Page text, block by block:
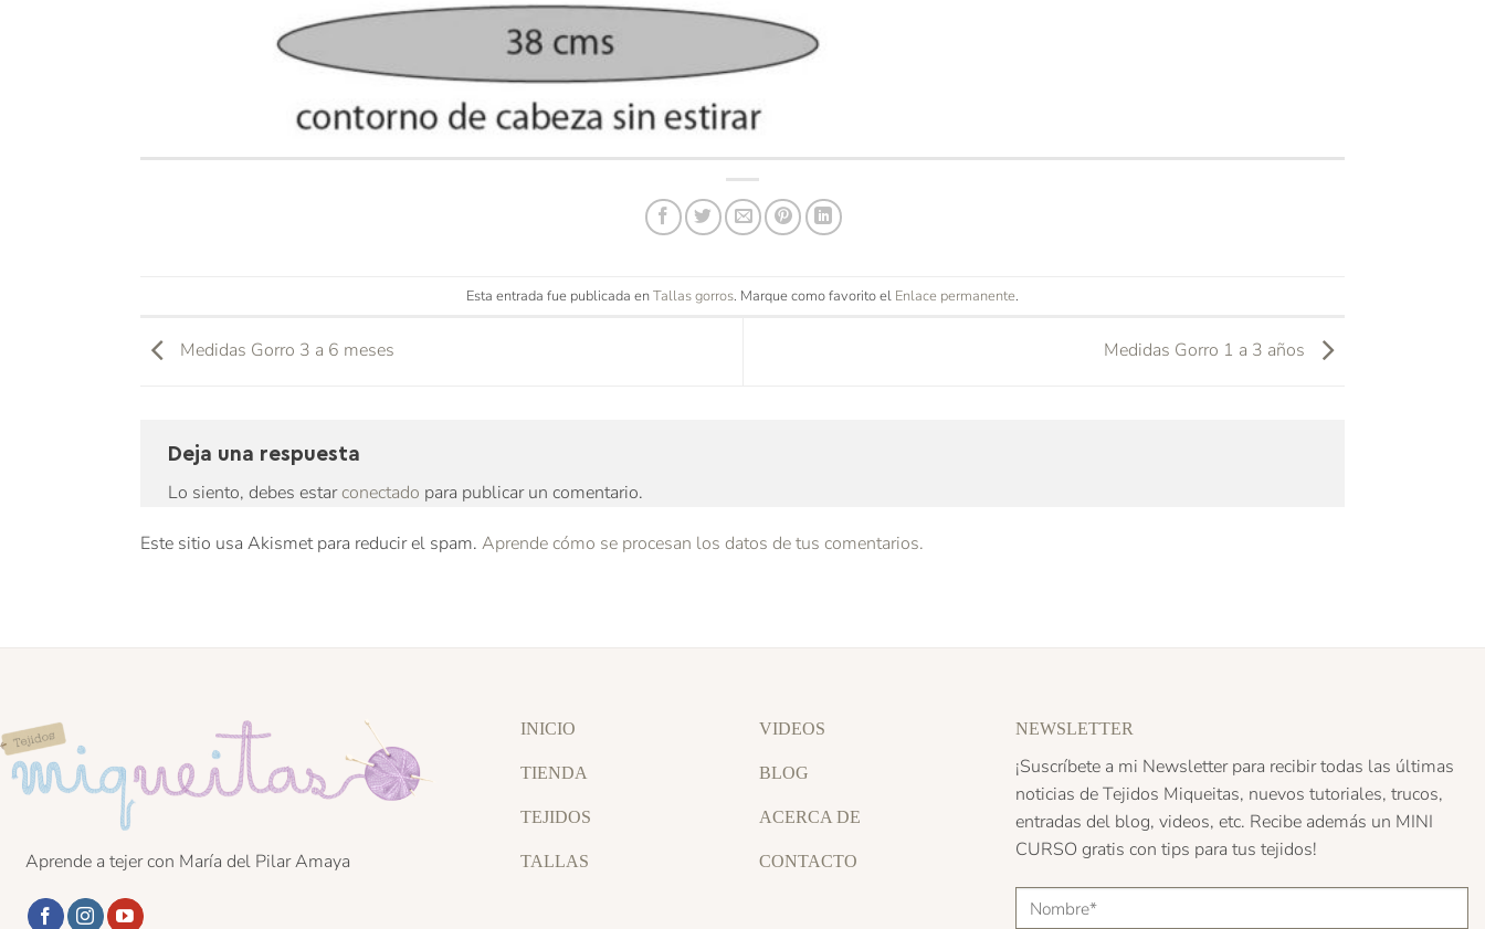
Esta entrada fue publicada enTallas gorros. Marque como favorito el Enlace permanente.
Medidas Gorro 3 a 6 meses Medidas Gorro 1 a 3 años
Deja una respuesta
Lo siento, debes estarconectado para publicar un comentario.
Este sitio usa Akismet para reducir el spam. Aprende cómo se procesan los datos de tus comentarios.
Aprende a tejer con María del Pilar Amaya
INICIO
TIENDA
TEJIDOS
TALLAS
VIDEOS
BLOG
ACERCA DE
CONTACTO
NEWSLETTER
¡Suscríbete a mi Newsletter para recibir todas las últimas
noticias de Tejidos Miqueitas, nuevos tutoriales, trucos,
entradas del blog, videos, etc. Recibe además un MINI
CURSO gratis con tips para tus tejidos!